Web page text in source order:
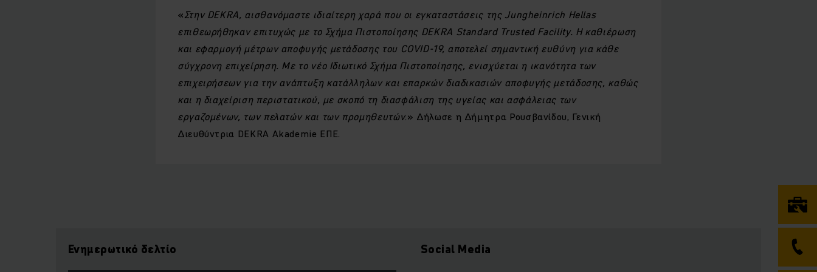
«Στην DEKRA, αισθανόμαστε ιδιαίτερη χαρά που οι εγκαταστάσεις της Jungheinrich Hellas
επιθεωρήθηκαν επιτυχώς με το Σχήμα Πιστοποίησης DEKRA Standard Trusted Facility. Η καθιέρωση
και εφαρμογή μέτρων αποφυγής μετάδοσης του COVID-19, αποτελεί σημαντική ευθύνη για κάθε
σύγχρονη επιχείρηση. Με το νέο Ιδιωτικό Σχήμα Πιστοποίησης, ενισχύεται η ικανότητα των
επιχειρήσεων για την ανάπτυξη κατάλληλων και επαρκών διαδικασιών αποφυγής μετάδοσης, καθώς
και η διαχείριση περιστατικού, με σκοπό τη διασφάλιση της υγείας και ασφάλειας των
εργαζομένων, των πελατών και των προμηθευτών.» Δήλωσε η Δήμητρα Ρουσβανίδου, Γενική
Διευθύντρια DEKRA Akademie ΕΠΕ.
Ενημερωτικό δελτίο Social Media